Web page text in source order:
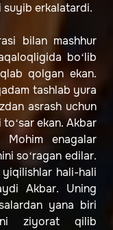
suyib erkalatardi.
bilan mashhur
bo‘lib
qolgan ekan.
tashlab yura
asrash uchun
ekan. Akbar
enagalar
so‘ragan edilar.
hali-hali
Akbar. Uning
yana biri
ziyorat qilib